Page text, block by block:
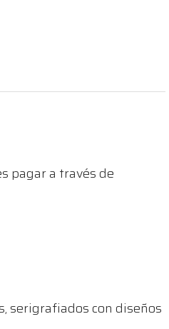
pagar a través de
serigrafiados con diseños